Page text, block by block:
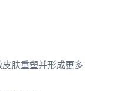
肤重塑并形成更多